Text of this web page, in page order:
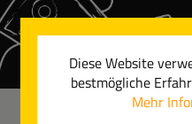
Zum Hauptinhalt springen
Diese Website
bestmögliche
Mehr